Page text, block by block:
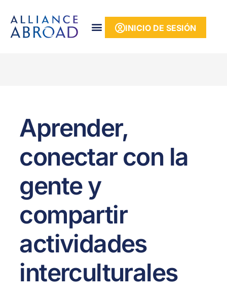
INICIO DE SESIÓN
Aprender,
conectar con la
gente y
compartir
actividades
interculturales